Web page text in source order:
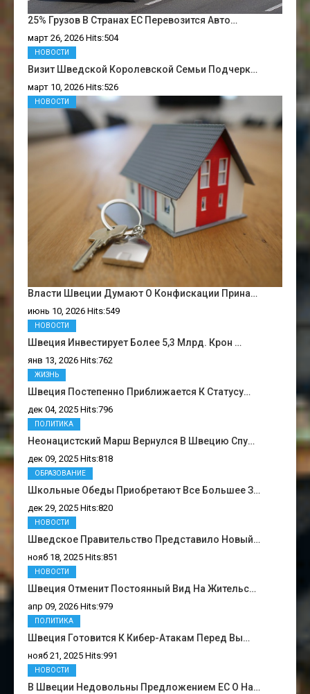
25% Грузов В Странах ЕС Перевозится Авто…
март 26, 2026 Hits:504
Визит Шведской Королевской Семьи Подчерк…
март 10, 2026 Hits:526
НОВОСТИ
Власти Швеции Думают О Конфискации Прина…
июнь 10, 2026 Hits:549
НОВОСТИ
Швеция Инвестирует Более 5,3 Млрд. Крон …
янв 13, 2026 Hits:762
НОВОСТИ
Швеция Постепенно Приближается К Статусу…
дек 04, 2025 Hits:796
ЖИЗНЬ
Неонацистский Марш Вернулся В Швецию Спу…
дек 09, 2025 Hits:818
ПОЛИТИКА
Школьные Обеды Приобретают Все Большее З…
дек 29, 2025 Hits:820
ОБРАЗОВАНИЕ
Шведское Правительство Представило Новый…
нояб 18, 2025 Hits:851
НОВОСТИ
Швеция Отменит Постоянный Вид На Жительс…
апр 09, 2026 Hits:979
НОВОСТИ
Швеция Готовится К Кибер-Атакам Перед Вы…
нояб 21, 2025 Hits:991
ПОЛИТИКА
В Швеции Недовольны Предложением ЕС О На…
НОВОСТИ